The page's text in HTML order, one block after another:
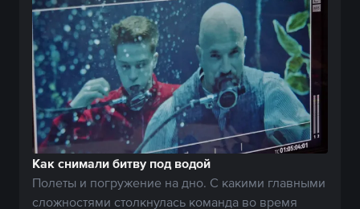
Как снимали битву под водой
Полеты и погружение на дно. С какими главными
сложностями столкнулась команда во время